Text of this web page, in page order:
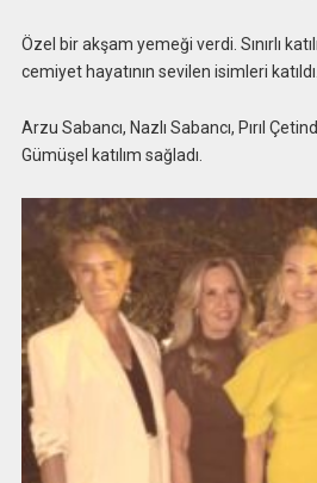
Özel bir akşam yemeği verdi. Sınırlı
cemiyet hayatının sevilen isimleri katıldı.
Arzu Sabancı, Nazlı Sabancı, Pırıl
Gümüşel katılım sağladı.